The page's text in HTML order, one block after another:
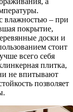
влажностью – при
покрытие,
доски и
стоит
всего себя
плитка,
не впитывают
позволяет